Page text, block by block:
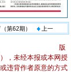
（第62期）
上一
版
，未经本报或本网授
违背作者原意的方式